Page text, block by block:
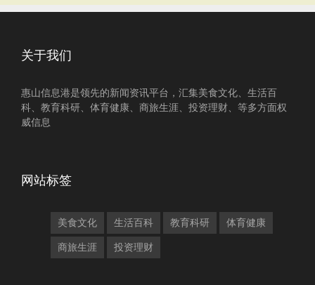
关于我们
惠山信息港是领先的新闻资讯平台，汇集美食文化、生活百
科、教育科研、体育健康、商旅生涯、投资理财、等多方面权
威信息
网站标签
美食文化 生活百科 教育科研 体育健康
商旅生涯 投资理财